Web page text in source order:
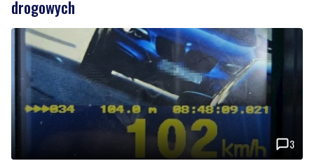
Policyjny pościg w powiecie puckim. Po
zatrzymaniu wyszło na jaw dlaczego 22-latek
uciekał